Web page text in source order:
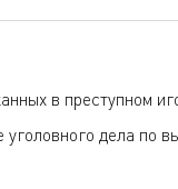
в преступном
уголовного дела по